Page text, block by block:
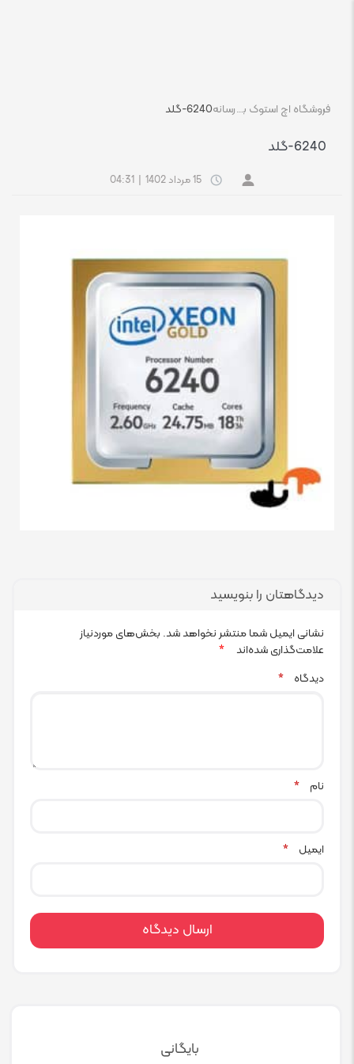
فروشگاه اچ استوک بازار انلاین تجهیزات کامپیوتر استوکرسانه6240-گلد
6240-گلد
15 مرداد 1402 04:31
دیدگاهتان را بنویسید
نشانی ایمیل شما منتشر نخواهد شد. بخش‌های موردنیاز
علامت‌گذاری شده‌اند
*
دیدگاه
*
نام *
ایمیل *
بایگانی